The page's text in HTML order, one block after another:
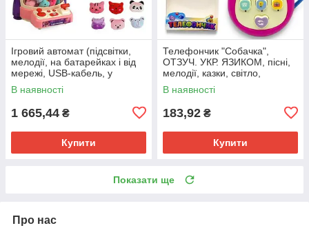
Ігровий автомат (підсвітки,
мелодії, на батарейках і від
мережі, USB-кабель, у
коробці)
В наявності
1 665,44 ₴
Купити
Телефончик "Собачка",
ОТЗУЧ. УКР. ЯЗИКОМ, пісні,
мелодії, казки, світло,
скоромовки, колісні, загадки,
у коробці (рожевий)
В наявності
183,92 ₴
Купити
Показати ще
Про нас